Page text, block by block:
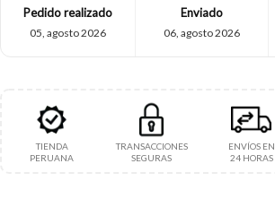
Pedido realizado
05, agosto 2026
Enviado
06, agosto 2026
TIENDA
PERUANA
TRANSACCIONES
SEGURAS
ENVÍOS EN
24 HORAS